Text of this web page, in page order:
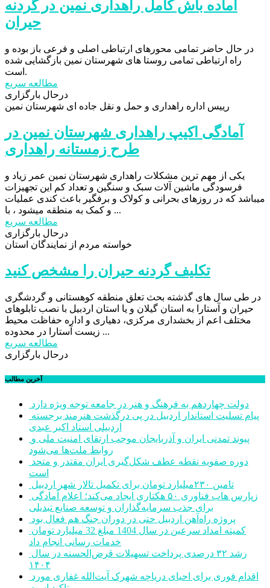
آماده باش کامل راهداری نمین در گردنه
حیران
در حال حاضر تمامی محورهای ارتباطی اصلی و فرعی باز بوده و
راه ارتباطی تمامی روستا های شهرستان نمین بازگشایی شده
است.
مطالعه سریع
درحال بارگزاری
رییس اداره راهداری و حمل و نقل جاده ای شهرستان نمین
آمادگی اکیپ راهداری شهرستان نمین در
طرح زمستانه راهداری
یکی از مهم ترین مشکلات راهداری شهرستان نمین عمر زیاد و
فرسودگی ماشین آلات سبک و سنگین و تعداد کم این تجهیزات
میباشد که در روزهای بحرانی و کولاک و برفگیر باعث کندی عملیات
و کمک به منطقه میشود ، با ...
مطالعه سریع
درحال بارگزاری
خواسته مردم از نمايندگان استان
تکلیف گردنه حیران را مشخص کنید
در طی سال های گذشته بحث تعلق منطقه کوهستانی و گردشگری
حیران و آستارا به استان گیلان و یا استان اردبیل با نصب تابلوهای
مختلف اعم از بخشداری مرکزی، دهیاری و اداره حفاظت محیط
زیست آستارا در محدوده ...
مطالعه سریع
درحال بارگزاری
آخرین مطالب
دولت چهاردهم به فرهنگ و هنر در جامعه توجه ویژه دارد
اردبیلی استاد اکبر عبدی
روابط ملت‌ها می‌شود
است
تامین ۲۳۰میلیارد تومان برای تکمیل تالار شهر اردبیل
برای جذب سرمایه‌گذاران و توسعه صنایع تبدیلی
پروژه راه‌آهن اردبیل حتی در دوران جنگ هم فعال بود
خدمات رسانی انجام داد
۱۴۰۴